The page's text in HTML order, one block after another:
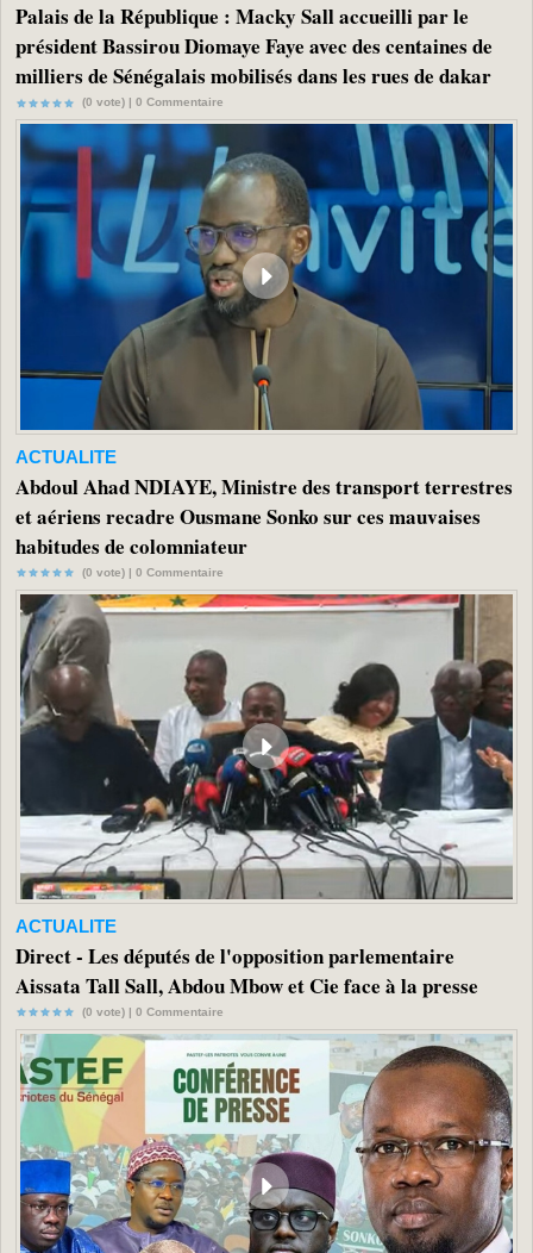
Palais de la République : Macky Sall accueilli par le
président Bassirou Diomaye Faye avec des centaines de
milliers de Sénégalais mobilisés dans les rues de dakar
(0 vote) | 0 Commentaire
ACTUALITE
Abdoul Ahad NDIAYE, Ministre des transport terrestres
et aériens recadre Ousmane Sonko sur ces mauvaises
habitudes de colomniateur
(0 vote) | 0 Commentaire
ACTUALITE
Direct - Les députés de l'opposition parlementaire
Aissata Tall Sall, Abdou Mbow et Cie face à la presse
(0 vote) | 0 Commentaire